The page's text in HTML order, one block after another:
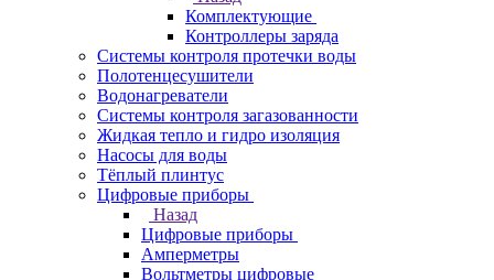
Комплектующие
Контроллеры заряда
Системы контроля протечки воды
Полотенцесушители
Водонагреватели
Системы контроля загазованности
Жидкая тепло и гидро изоляция
Насосы для воды
Тёплый плинтус
Цифровые приборы
Назад
Цифровые приборы
Амперметры
Вольтметры цифровые